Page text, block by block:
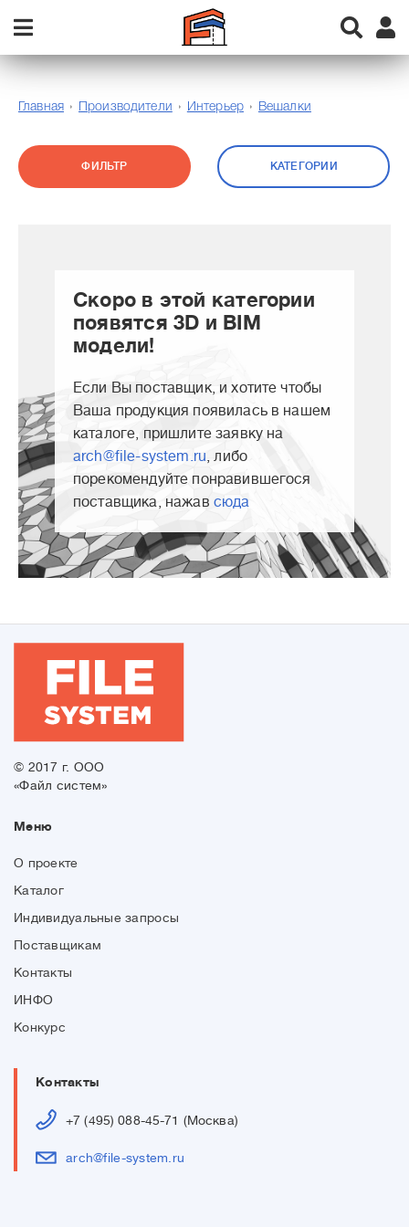
Главная Производители Интерьер Вешалки
ФИЛЬТР КАТЕГОРИИ
Скоро в этой категории
появятся 3D и BIM
модели!
Если Вы поставщик, и хотите чтобы
Ваша продукция появилась в нашем
каталоге, пришлите заявку на
arch@file-system.ru, либо
порекомендуйте понравившегося
поставщика, нажав сюда
© 2017 г. ООО
«Файл систем»
Меню
О проекте
Каталог
Индивидуальные запросы
Поставщикам
Контакты
ИНФО
Конкурс
Контакты
+7 (495) 088-45-71 (Москва)
arch@file-system.ru